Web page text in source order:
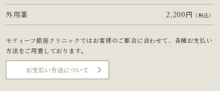
外用薬 2,200円 （税込）
モティーフ銀座クリニックではお客様のご都合に合わせて、 各種お支払い
方法をご用意しております。
お支払い方法について